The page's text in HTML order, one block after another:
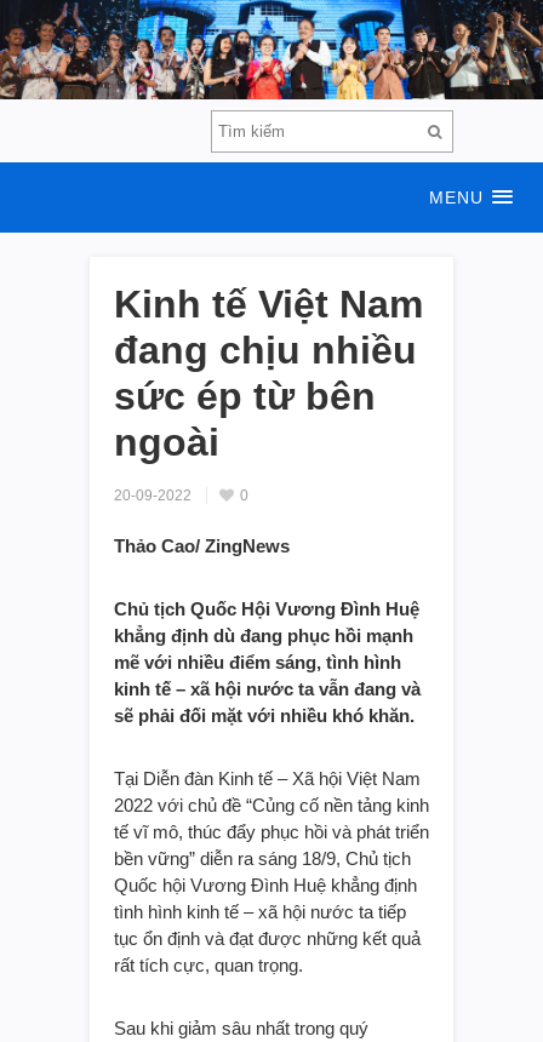
MENU
Kinh tế Việt Nam
đang chịu nhiều
sức ép từ bên
ngoài
20-09-2022 0
Thảo Cao/ ZingNews
Chủ tịch Quốc Hội Vương Đình Huệ
khẳng định dù đang phục hồi mạnh
mẽ với nhiều điểm sáng, tình hình
kinh tế – xã hội nước ta vẫn đang và
sẽ phải đối mặt với nhiều khó khăn.
Tại Diễn đàn Kinh tế – Xã hội Việt Nam
2022 với chủ đề “Củng cố nền tảng kinh
tế vĩ mô, thúc đẩy phục hồi và phát triển
bền vững” diễn ra sáng 18/9, Chủ tịch
Quốc hội Vương Đình Huệ khẳng định
tình hình kinh tế – xã hội nước ta tiếp
tục ổn định và đạt được những kết quả
rất tích cực, quan trọng.
Sau khi giảm sâu nhất trong quý